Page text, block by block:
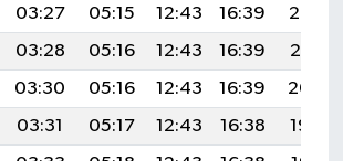
03:27 05:15 12:43 16:39
20:02
03:28 05:16 12:43 16:39
20:01
03:30 05:16 12:43 16:39
20:00
03:31 05:17 12:43 16:38
19:59